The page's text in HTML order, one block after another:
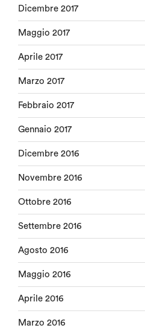
Dicembre 2017
Maggio 2017
Aprile 2017
Marzo 2017
Febbraio 2017
Gennaio 2017
Dicembre 2016
Novembre 2016
Ottobre 2016
Settembre 2016
Agosto 2016
Maggio 2016
Aprile 2016
Marzo 2016